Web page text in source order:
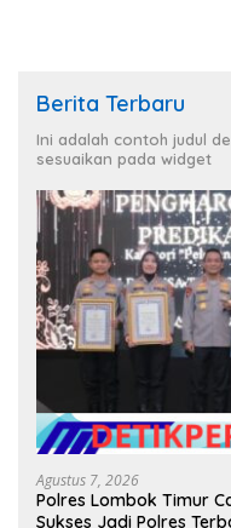
Berita Terbaru
Ini adalah contoh judul
sesuaikan pada widget
Agustus 7, 2026
Polres Lombok Timur
Sukses Jadi Polres